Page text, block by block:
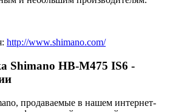
http://www.shimano.com/
Shimano HB-M475 IS6 -
продаваемые в нашем интернет-